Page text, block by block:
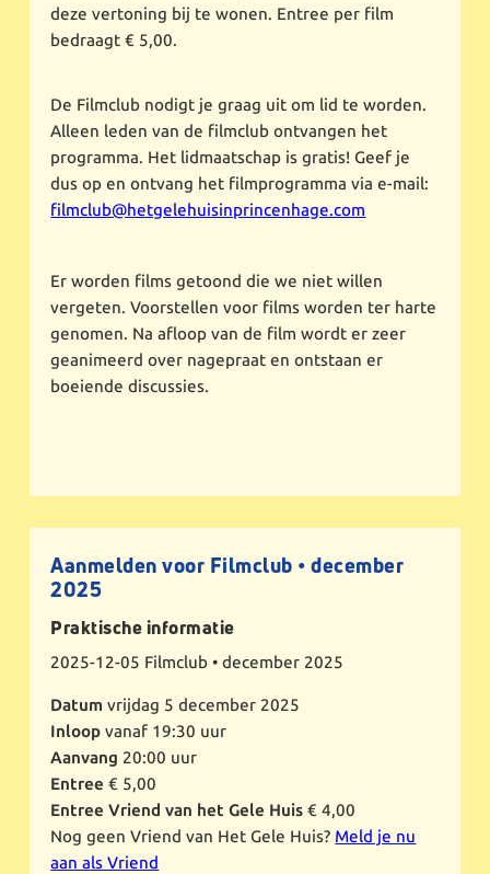
deze vertoning bij te wonen. Entree per film
bedraagt € 5,00.
De Filmclub nodigt je graag uit om lid te worden.
Alleen leden van de filmclub ontvangen het
programma. Het lidmaatschap is gratis! Geef je
dus op en ontvang het filmprogramma via e-mail:
filmclub@hetgelehuisinprincenhage.com
Er worden films getoond die we niet willen
vergeten. Voorstellen voor films worden ter harte
genomen. Na afloop van de film wordt er zeer
geanimeerd over nagepraat en ontstaan er
boeiende discussies.
Aanmelden voor Filmclub • december
2025
Praktische informatie
2025-12-05 Filmclub • december 2025
Datum vrijdag 5 december 2025
Inloop vanaf 19:30 uur
Aanvang 20:00 uur
Entree € 5,00
Entree Vriend van het Gele Huis € 4,00
Nog geen Vriend van Het Gele Huis? Meld je nu
aan als Vriend